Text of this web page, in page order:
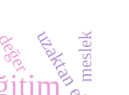
meslek